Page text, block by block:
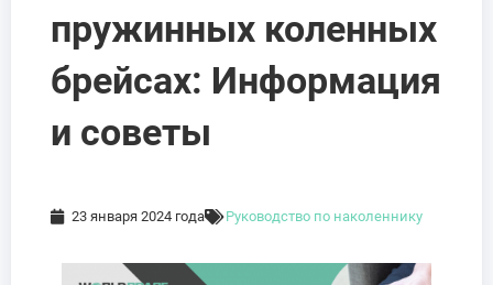
пружинных коленных
брейсах: Информация
и советы
23 января 2024 года Руководство по наколеннику